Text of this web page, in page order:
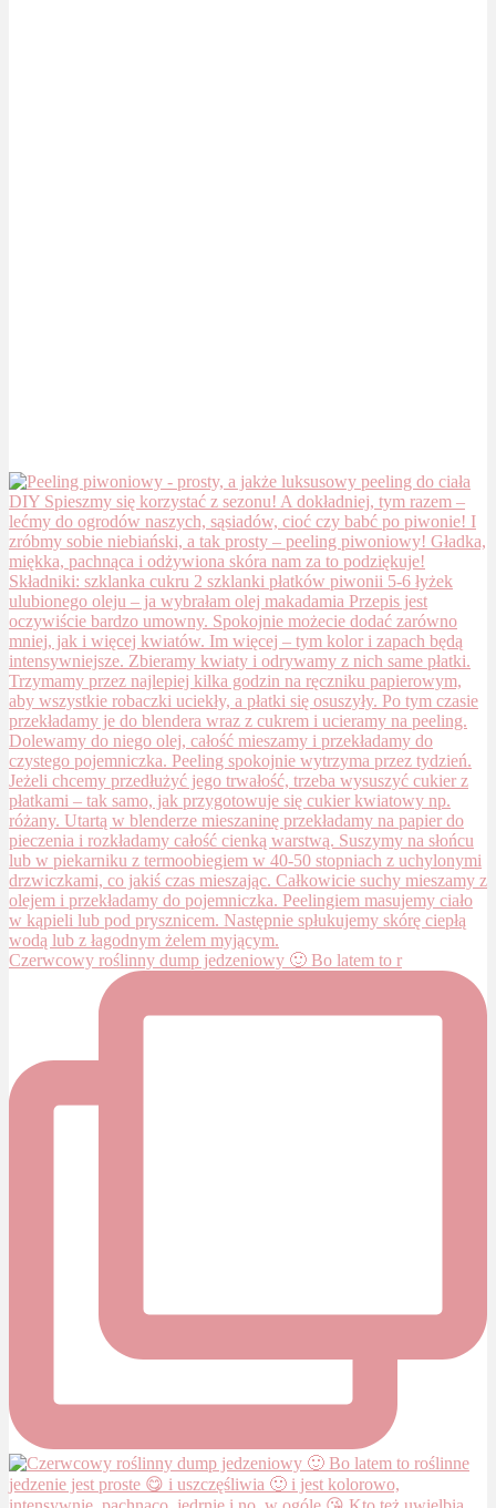
Czerwcowy roślinny dump jedzeniowy 🙂 Bo latem to r